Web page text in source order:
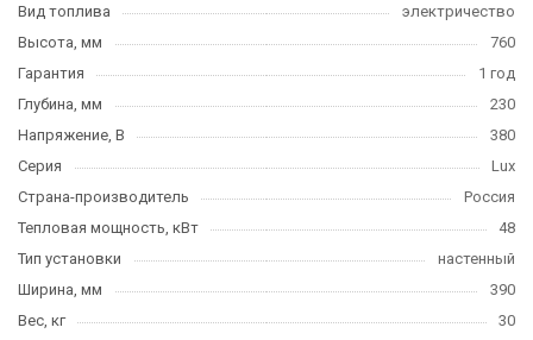
Вид топлива
электричество
Высота, мм
760
Гарантия
1 год
Глубина, мм
230
Напряжение, В
380
Серия
Lux
Страна-производитель
Россия
Тепловая мощность, кВт
48
Тип установки
настенный
Ширина, мм
390
Вес, кг
30